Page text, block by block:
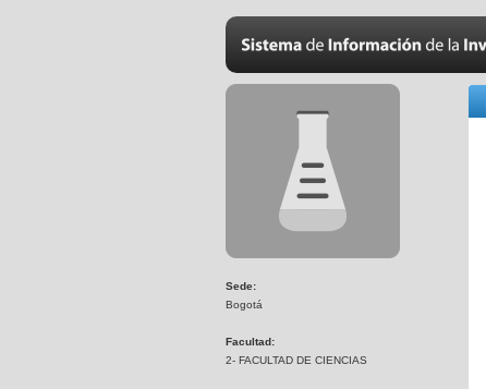
Sede:
Bogotá
Facultad:
2- FACULTAD DE CIENCIAS